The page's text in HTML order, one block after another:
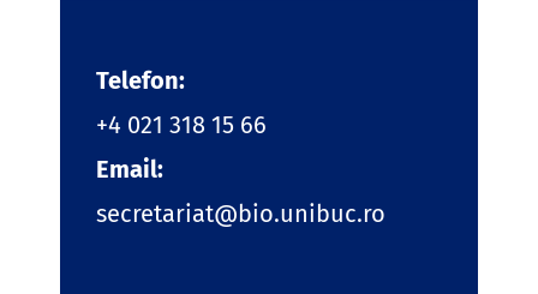
Telefon:
+4 021 318 15 66
Email:
secretariat@bio.unibuc.ro